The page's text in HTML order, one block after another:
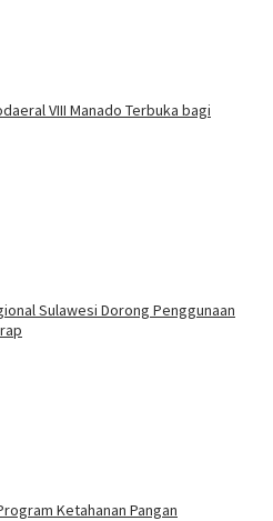
VIII Manado Terbuka bagi
Sulawesi Dorong Penggunaan
Ketahanan Pangan